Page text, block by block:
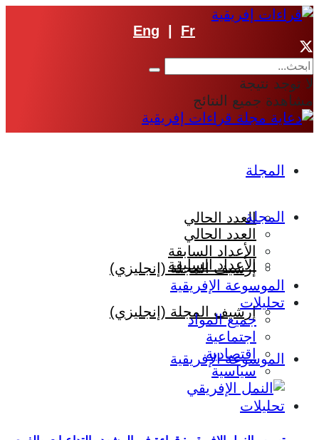
Eng Fr
لا توجد نتيجة
مشاهدة جميع النتائج
المجلة
العدد الحالي
الأعداد السابقة
إرشيف المجلة (إنجليزي)
الموسوعة الإفريقية
تحليلات
المجلة
العدد الحالي
الأعداد السابقة
إرشيف المجلة (إنجليزي)
الموسوعة الإفريقية
تحليلات
جميع المواد
اجتماعية
اقتصادية
سياسية